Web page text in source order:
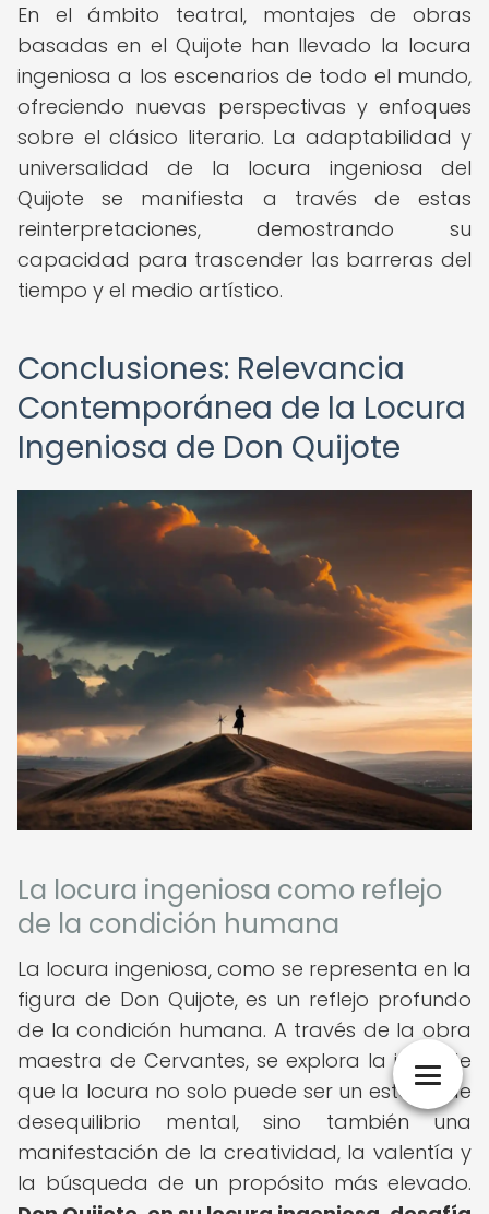
En el ámbito teatral, montajes de obras
basadas en el Quijote han llevado la locura
ingeniosa a los escenarios de todo el mundo,
ofreciendo nuevas perspectivas y enfoques
sobre el clásico literario. La adaptabilidad y
universalidad de la locura ingeniosa del
Quijote se manifiesta a través de estas
reinterpretaciones, demostrando su
capacidad para trascender las barreras del
tiempo y el medio artístico.
Conclusiones: Relevancia
Contemporánea de la Locura
Ingeniosa de Don Quijote
La locura ingeniosa como reflejo
de la condición humana
La locura ingeniosa, como se representa en la
figura de Don Quijote, es un reflejo profundo
de la condición humana. A través de la obra
maestra de Cervantes, se explora la idea de
que la locura no solo puede ser un estado de
desequilibrio mental, sino también una
manifestación de la creatividad, la valentía y
la búsqueda de un propósito más elevado.